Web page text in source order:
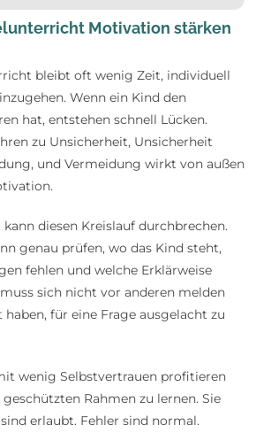
Motivation stärken
bleibt oft wenig Zeit, individuell
Wenn ein Kind den
hat, entstehen schnell Lücken.
zu Unsicherheit, Unsicherheit
und Vermeidung wirkt von außen
diesen Kreislauf durchbrechen.
genau prüfen, wo das Kind steht,
fehlen und welche Erklärweise
sich nicht vor anderen melden
haben, für eine Frage ausgelacht zu
wenig Selbstvertrauen profitieren
Rahmen zu lernen. Sie
erlaubt. Fehler sind normal.